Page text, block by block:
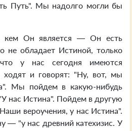
Путь". Мы надолго могли бы
кем Он является — Он есть
не обладает Истиной, только
у нас сегодня имеются
ходят и говорят: "Ну, вот, мы
Мы пойдем в какую-нибудь
нас Истина". Пойдем в другую
вероучения, у нас Истина".
— "у нас древний катехизис. У